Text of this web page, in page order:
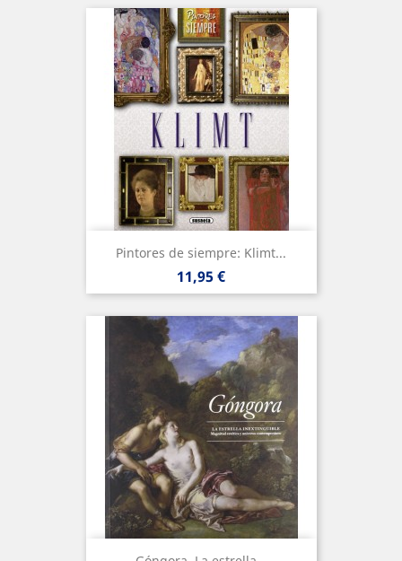
Pintores de siempre: Klimt...
Precio
11,95 €